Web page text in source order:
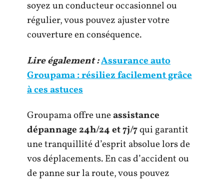
soyez un conducteur occasionnel ou
régulier, vous pouvez ajuster votre
couverture en conséquence.
Lire également :Assurance auto
Groupama : résiliez facilement grâce
à ces astuces
Groupama offre uneassistance
dépannage 24h/24 et 7j/7qui garantit
une tranquillité d’esprit absolue lors de
vos déplacements. En cas d’accident ou
de panne sur la route, vous pouvez